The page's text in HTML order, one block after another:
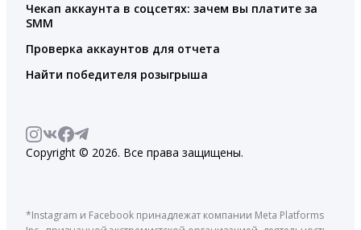
Чекап аккаунта в соцсетях: зачем вы платите за
SMM
Проверка аккаунтов для отчета
Найти победителя розыгрыша
Copyright © 2026. Все права защищены.
*Instagram и Facebook принадлежат компании Meta Platforms